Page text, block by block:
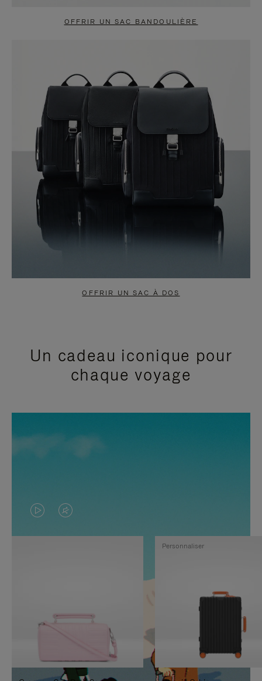
OFFRIR UN SAC BANDOULIÈRE
OFFRIR UN SAC À DOS
Un cadeau iconique pour
chaque voyage
LA
VIDÉO
PAUSE,
APPUYEZ
SUR
LE
SON
DÉSACTIVÉ.
VEUILLEZ
Personnaliser